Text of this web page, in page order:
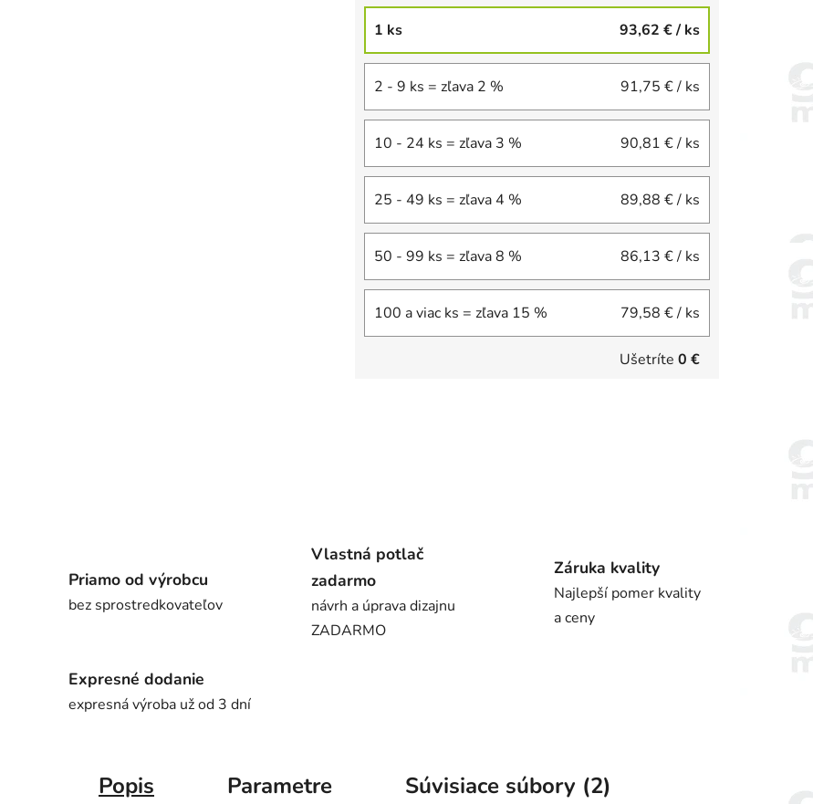
1 ks 93,62 €/ ks
2 - 9 ks = zľava 2 % 91,75 €/ ks
10 - 24 ks = zľava 3 % 90,81 €/ ks
25 - 49 ks = zľava 4 % 89,88 €/ ks
50 - 99 ks = zľava 8 % 86,13 €/ ks
100 a viac ks = zľava 15 % 79,58 €/ ks
Ušetríte 0 €
Priamo od výrobcu
bez sprostredkovateľov
Vlastná potlač
zadarmo
návrh a úprava dizajnu
ZADARMO
Záruka kvality
Najlepší pomer kvality
a ceny
Expresné dodanie
expresná výroba už od 3 dní
Popis Parametre
Súvisiace súbory (2)